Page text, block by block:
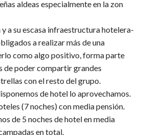
aldeas especialmente en la zon
a su escasa infraestructura hotelera-
a realizar más de una
como algo positivo, forma parte
de poder compartir grandes
con el resto del grupo.
de hotel lo aprovechamos.
(7 noches) con media pensión.
de 5 noches de hotel en media
en total.